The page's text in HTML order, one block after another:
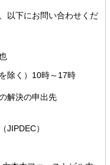
以下にお問い合わせくだ
除く）10時～17時
解決の申出先
JIPDEC）